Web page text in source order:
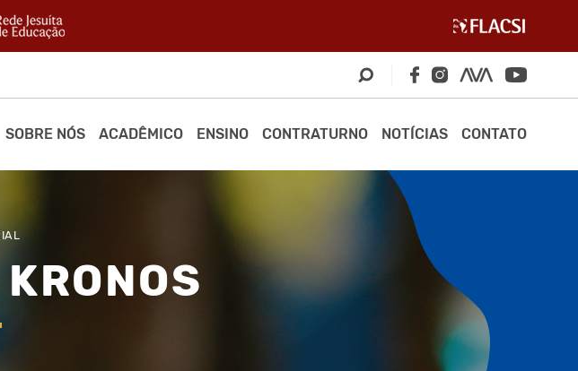
SOBRE NÓS ACADÊMICO ENSINO CONTRATURNO NOTÍCIAS CONTATO